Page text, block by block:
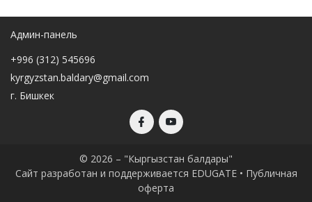
Админ-панель
+996 (312) 545696
kyrgyzstan.baldary@gmail.com
г. Бишкек
© 2026 – "Кыргызстан балдары"
Сайт разработан и поддерживается EDUGATE • Публичная
оферта